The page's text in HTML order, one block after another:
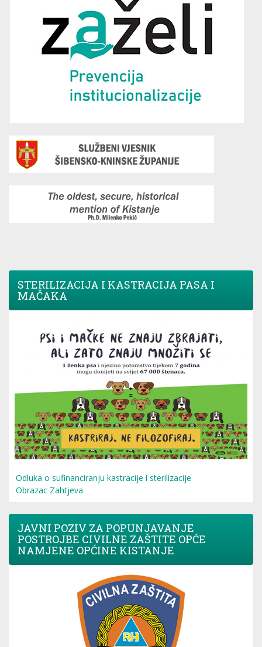
STERILIZACIJA I KASTRACIJA PASA I
MAČAKA
Odluka o sufinanciranju kastracije i sterilizacije
Obrazac Zahtjeva
JAVNI POZIV ZA POPUNJAVANJE
POSTROJBE CIVILNE ZAŠTITE OPĆE
NAMJENE OPĆINE KISTANJE